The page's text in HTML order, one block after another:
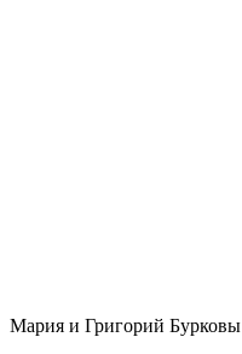
Мария и Григорий Бурковы